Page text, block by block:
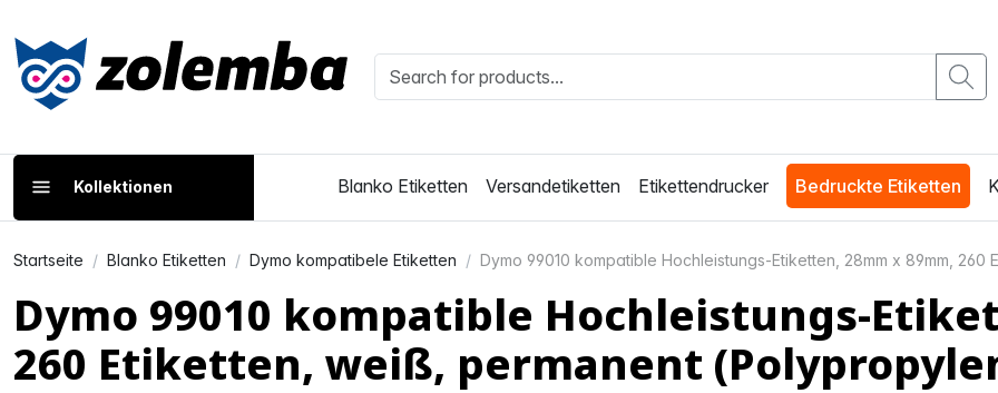
Kollektionen Blanko Etiketten Versandetiketten Etikettendrucker Bedruckte Etiketten
Startseite Blanko Etiketten Dymo kompatibele Etiketten Dymo 99010 kompatible Hochleistungs-Etiketten, 28mm x 89mm,
Dymo 99010 kompatible Hochleistungs-
260 Etiketten, weiß, permanent